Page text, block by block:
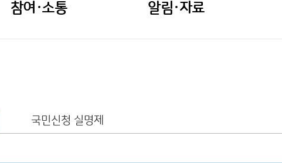
참여·소통 알림·자료
국민신청 실명제